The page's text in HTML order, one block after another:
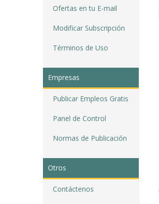
Ofertas en tu E-mail
Modificar Subscripción
Términos de Uso
Empresas
Publicar Empleos Gratis
Panel de Control
Normas de Publicación
Otros
Contáctenos